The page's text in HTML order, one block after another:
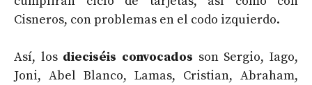
Cisneros, con problemas en el codo izquierdo.
Así, los dieciséis convocados son Sergio, Iago,
Joni, Abel Blanco, Lamas, Cristian, Abraham,